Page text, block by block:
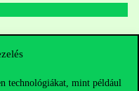
technológiákat, mint például